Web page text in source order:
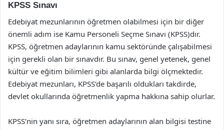
KPSS Sınavı
Edebiyat mezunlarının öğretmen olabilmesi için bir diğer
önemli adım ise Kamu Personeli Seçme Sınavı (KPSS)dır.
KPSS, öğretmen adaylarının kamu sektöründe çalışabilmesi
için gerekli olan bir sınavdır. Bu sınav, genel yetenek, genel
kültür ve eğitim bilimleri gibi alanlarda bilgi ölçmektedir.
Edebiyat mezunları, KPSS’de başarılı oldukları takdirde,
devlet okullarında öğretmenlik yapma hakkına sahip olurlar.
KPSS’nin yanı sıra, öğretmen adaylarının alan bilgisi testine